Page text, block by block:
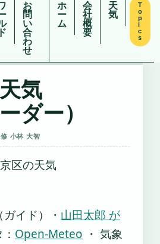
ド
お
問
い
合
わ
せ
ホ
ー
ム
会
社
概
要
天
気
T
o
p
i
c
s
気
ダー）
小林 大智
区の天気
（ガイド） ・ 山田太郎 が
Open-Meteo ・ 気象